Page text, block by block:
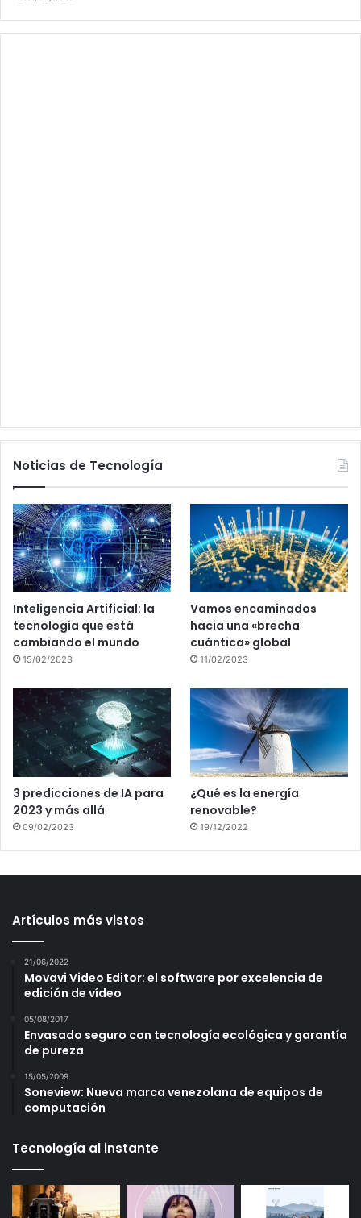
Noticias de Tecnología
Inteligencia Artificial: la
tecnología que está
cambiando el mundo
15/02/2023
Vamos encaminados
hacia una «brecha
cuántica» global
11/02/2023
3 predicciones de IA para
2023 y más allá
09/02/2023
¿Qué es la energía
renovable?
19/12/2022
Artículos más vistos
21/06/2022
Movavi Video Editor: el software por excelencia de
edición de vídeo
05/08/2017
Envasado seguro con tecnología ecológica y garantía
de pureza
15/05/2009
Soneview: Nueva marca venezolana de equipos de
computación
Tecnología al instante